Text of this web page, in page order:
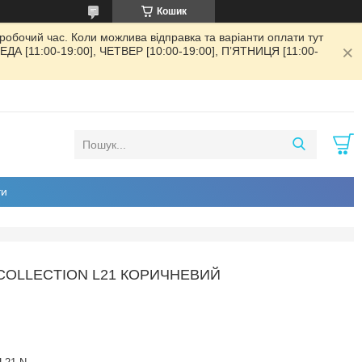
Кошик
час. Коли можлива відправка та варіанти оплати тут
[11:00-19:00], ЧЕТВЕР [10:00-19:00], ПʼЯТНИЦЯ [11:00-
L21 КОРИЧНЕВИЙ